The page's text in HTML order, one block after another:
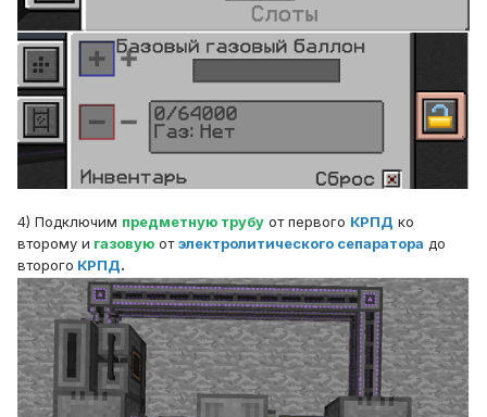
4) Подключим предметную трубу от первого КРПД ко
второму и газовую отэлектролитического сепаратора до
второго КРПД.